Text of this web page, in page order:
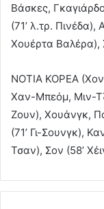
Βάσκες,
(71’ λ.τρ. Πινέδα),
Χουέρτα Βαλέρα),
ΝΟΤΙΑ ΚΟΡΕΑ
Χαν-Μπεόμ, Μιν-
Ζουν), Χουάνγκ,
(71’ Γι-Σουνγκ),
Τσαν), Σον (58’